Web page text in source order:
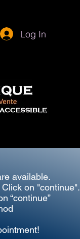
Log In
available.
on "continue".
“continue”